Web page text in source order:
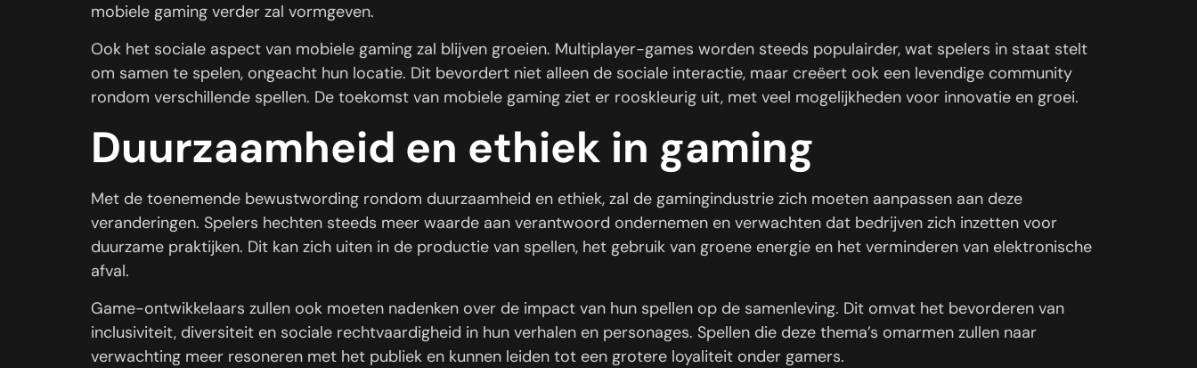
mobiele gaming verder zal vormgeven.
Ook het sociale aspect van mobiele gaming zal blijven groeien. Multiplayer-games worden steeds populairder, wat spelers in staat stelt
om samen te spelen, ongeacht hun locatie. Dit bevordert niet alleen de sociale interactie, maar creëert ook een levendige community
rondom verschillende spellen. De toekomst van mobiele gaming ziet er rooskleurig uit, met veel mogelijkheden voor innovatie en groei.
Duurzaamheid en ethiek in gaming
Met de toenemende bewustwording rondom duurzaamheid en ethiek, zal de gamingindustrie zich moeten aanpassen aan deze
veranderingen. Spelers hechten steeds meer waarde aan verantwoord ondernemen en verwachten dat bedrijven zich inzetten voor
duurzame praktijken. Dit kan zich uiten in de productie van spellen, het gebruik van groene energie en het verminderen van elektronische
afval.
Game-ontwikkelaars zullen ook moeten nadenken over de impact van hun spellen op de samenleving. Dit omvat het bevorderen van
inclusiviteit, diversiteit en sociale rechtvaardigheid in hun verhalen en personages. Spellen die deze thema’s omarmen zullen naar
verwachting meer resoneren met het publiek en kunnen leiden tot een grotere loyaliteit onder gamers.